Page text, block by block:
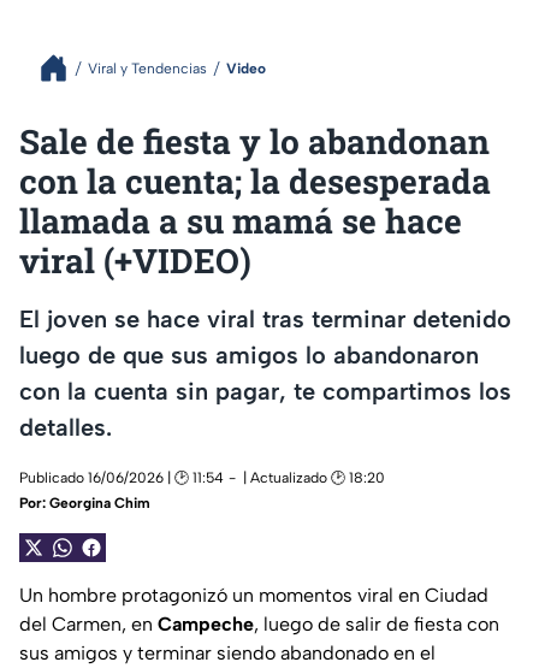
Viral y Tendencias Video
Sale de fiesta y lo abandonan
con la cuenta; la desesperada
llamada a su mamá se hace
viral (+VIDEO)
El joven se hace viral tras terminar detenido
luego de que sus amigos lo abandonaron
con la cuenta sin pagar, te compartimos los
detalles.
Publicado 16/06/2026 | 🕑 11:54
| Actualizado 🕑 18:20
Por: Georgina Chim
Un hombre protagonizó un momentos viral en Ciudad
del Carmen, en Campeche, luego de salir de fiesta con
sus amigos y terminar siendo abandonado en el